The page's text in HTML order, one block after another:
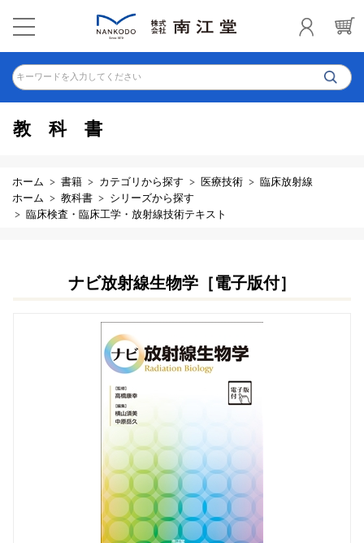
キーワードを入力してください
教科書
ホーム 書籍 カテゴリから探す 医療技術
臨床放射線
ホーム
教科書
シリーズから探す
臨床検査・臨床工学・放射線技術テキスト
ナビ放射線生物学［電子版付］